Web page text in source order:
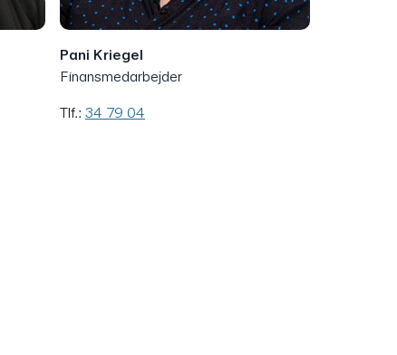
Pani Kriegel
Finansmedarbejder
Tlf.: 34 79 04